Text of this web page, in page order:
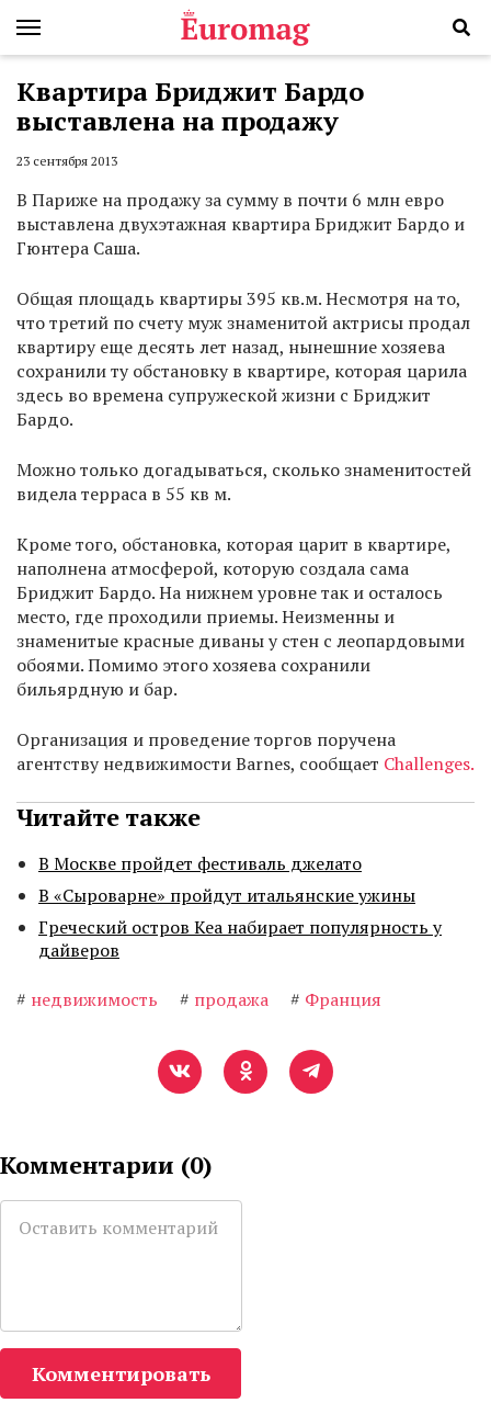
Квартира Бриджит Бардо
выставлена на продажу
23 сентября 2013
В Париже на продажу за сумму в почти 6 млн евро
выставлена двухэтажная квартира Бриджит Бардо и
Гюнтера Саша.
Общая площадь квартиры 395 кв.м. Несмотря на то,
что третий по счету муж знаменитой актрисы продал
квартиру еще десять лет назад, нынешние хозяева
сохранили ту обстановку в квартире, которая царила
здесь во времена супружеской жизни с Бриджит
Бардо.
Можно только догадываться, сколько знаменитостей
видела терраса в 55 кв м.
Кроме того, обстановка, которая царит в квартире,
наполнена атмосферой, которую создала сама
Бриджит Бардо. На нижнем уровне так и осталось
место, где проходили приемы. Неизменны и
знаменитые красные диваны у стен с леопардовыми
обоями. Помимо этого хозяева сохранили
бильярдную и бар.
Организация и проведение торгов поручена
агентству недвижимости Barnes, сообщает Challenges.
Читайте также
В Москве пройдет фестиваль джелато
В «Сыроварне» пройдут итальянские ужины
Греческий остров Кеа набирает популярность у
дайверов
# недвижимость # продажа # Франция
Комментарии (0)
Комментировать